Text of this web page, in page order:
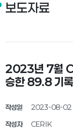
보도자료
2023년 7월
승한 89.8 기록
작성일 2023-08-02
작성자 CERIK